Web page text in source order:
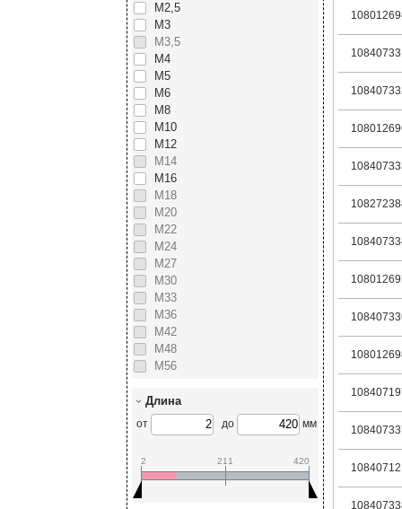
М2,5
М3
М3,5
М4
М5
М6
М8
М10
М12
М14
М16
М18
М20
М22
М24
М27
М30
М33
М36
М42
М48
М56
Длина
от до мм
2 211 420